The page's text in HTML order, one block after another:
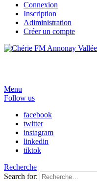
Connexion
Inscription
Adiministration
Créer un compte
Menu
Follow us
facebook
twitter
instagram
linkedin
tiktok
Recherche
Search for: